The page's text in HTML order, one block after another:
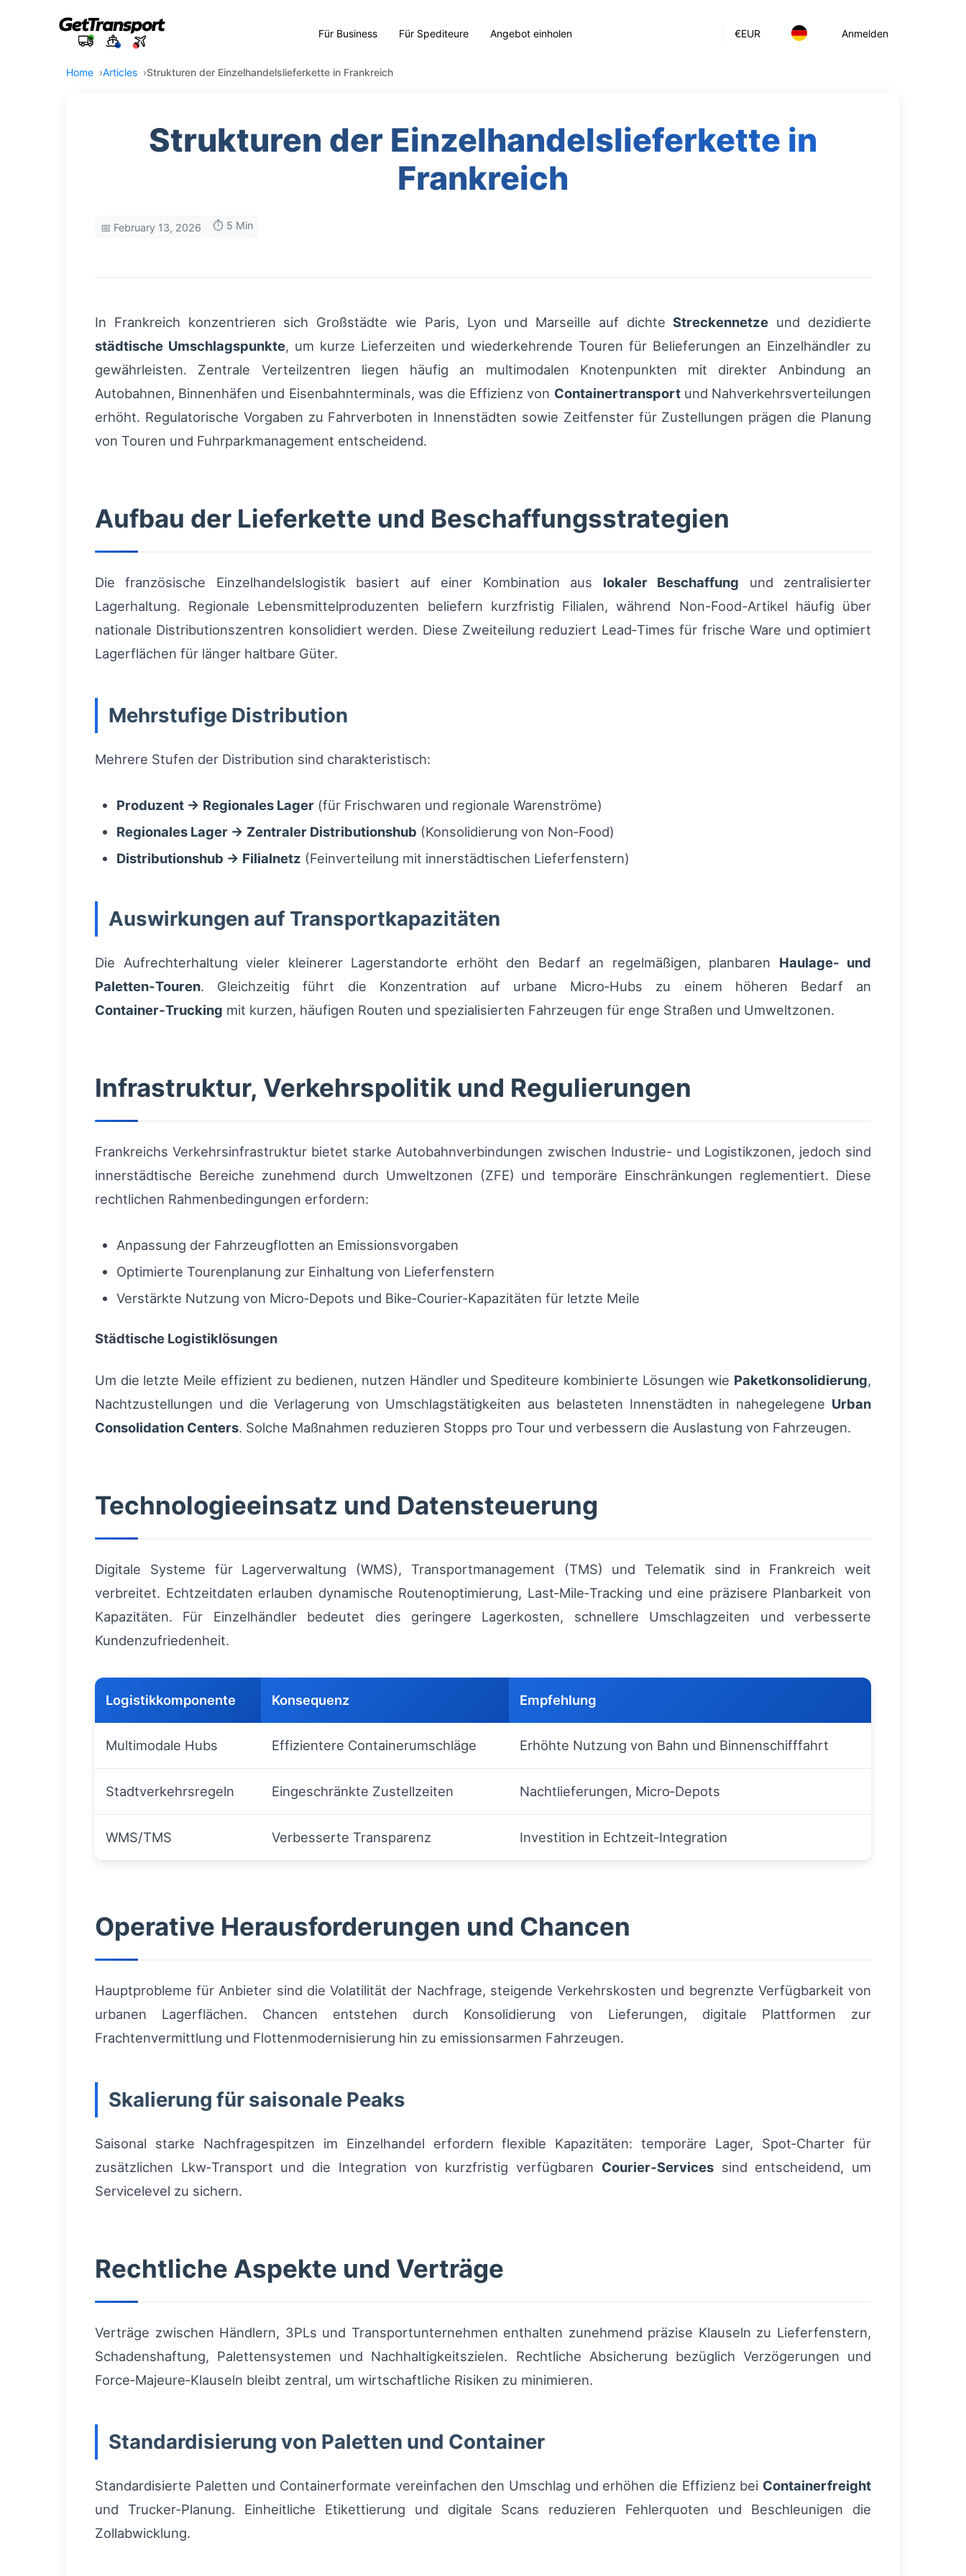
€EUR Anmelden
Für Business Für Spediteure Angebot einholen
Home Articles Strukturen der Einzelhandelslieferkette in Frankreich
Strukturen der Einzelhandelslieferkette in
Frankreich
📅 February 13, 2026 ⏱️ 5 Min
In Frankreich konzentrieren sich Großstädte wie Paris, Lyon und Marseille auf dichteStreckennetze und dezidierte
städtische Umschlagspunkte, um kurze Lieferzeiten und wiederkehrende Touren für Belieferungen an Einzelhändler zu
gewährleisten. Zentrale Verteilzentren liegen häufig an multimodalen Knotenpunkten mit direkter Anbindung an
Autobahnen, Binnenhäfen und Eisenbahnterminals, was die Effizienz von Containertransportund Nahverkehrsverteilungen
erhöht. Regulatorische Vorgaben zu Fahrverboten in Innenstädten sowie Zeitfenster für Zustellungen prägen die Planung
von Touren und Fuhrparkmanagement entscheidend.
Aufbau der Lieferkette und Beschaffungsstrategien
Die französische Einzelhandelslogistik basiert auf einer Kombination aus lokaler Beschaffung und zentralisierter
Lagerhaltung. Regionale Lebensmittelproduzenten beliefern kurzfristig Filialen, während Non-Food-Artikel häufig über
nationale Distributionszentren konsolidiert werden. Diese Zweiteilung reduziert Lead‑Times für frische Ware und optimiert
Lagerflächen für länger haltbare Güter.
Mehrstufige Distribution
Mehrere Stufen der Distribution sind charakteristisch:
Produzent → Regionales Lager (für Frischwaren und regionale Warenströme)
Regionales Lager → Zentraler Distributionshub (Konsolidierung von Non‑Food)
Distributionshub → Filialnetz (Feinverteilung mit innerstädtischen Lieferfenstern)
Auswirkungen auf Transportkapazitäten
Die Aufrechterhaltung vieler kleinerer Lagerstandorte erhöht den Bedarf an regelmäßigen, planbaren Haulage‑ und
Paletten‑Touren. Gleichzeitig führt die Konzentration auf urbane Micro‑Hubs zu einem höheren Bedarf an
Container‑Trucking mit kurzen, häufigen Routen und spezialisierten Fahrzeugen für enge Straßen und Umweltzonen.
Infrastruktur, Verkehrspolitik und Regulierungen
Frankreichs Verkehrsinfrastruktur bietet starke Autobahnverbindungen zwischen Industrie- und Logistikzonen, jedoch sind
innerstädtische Bereiche zunehmend durch Umweltzonen (ZFE) und temporäre Einschränkungen reglementiert. Diese
rechtlichen Rahmenbedingungen erfordern:
Anpassung der Fahrzeugflotten an Emissionsvorgaben
Optimierte Tourenplanung zur Einhaltung von Lieferfenstern
Verstärkte Nutzung von Micro‑Depots und Bike‑Courier-Kapazitäten für letzte Meile
Städtische Logistiklösungen
Um die letzte Meile effizient zu bedienen, nutzen Händler und Spediteure kombinierte Lösungen wie Paketkonsolidierung,
Nachtzustellungen und die Verlagerung von Umschlagstätigkeiten aus belasteten Innenstädten in nahegelegene Urban
Consolidation Centers. Solche Maßnahmen reduzieren Stopps pro Tour und verbessern die Auslastung von Fahrzeugen.
Technologieeinsatz und Datensteuerung
Digitale Systeme für Lagerverwaltung (WMS), Transportmanagement (TMS) und Telematik sind in Frankreich weit
verbreitet. Echtzeitdaten erlauben dynamische Routenoptimierung, Last‑Mile‑Tracking und eine präzisere Planbarkeit von
Kapazitäten. Für Einzelhändler bedeutet dies geringere Lagerkosten, schnellere Umschlagzeiten und verbesserte
Kundenzufriedenheit.
Logistikkomponente Konsequenz Empfehlung
Multimodale Hubs Effizientere Containerumschläge Erhöhte Nutzung von Bahn und Binnenschifffahrt
Stadtverkehrsregeln Eingeschränkte Zustellzeiten Nachtlieferungen, Micro‑Depots
WMS/TMS Verbesserte Transparenz Investition in Echtzeit‑Integration
Operative Herausforderungen und Chancen
Hauptprobleme für Anbieter sind die Volatilität der Nachfrage, steigende Verkehrskosten und begrenzte Verfügbarkeit von
urbanen Lagerflächen. Chancen entstehen durch Konsolidierung von Lieferungen, digitale Plattformen zur
Frachtenvermittlung und Flottenmodernisierung hin zu emissionsarmen Fahrzeugen.
Skalierung für saisonale Peaks
Saisonal starke Nachfragespitzen im Einzelhandel erfordern flexible Kapazitäten: temporäre Lager, Spot‑Charter für
zusätzlichen Lkw‑Transport und die Integration von kurzfristig verfügbaren Courier‑Servicessind entscheidend, um
Servicelevel zu sichern.
Rechtliche Aspekte und Verträge
Verträge zwischen Händlern, 3PLs und Transportunternehmen enthalten zunehmend präzise Klauseln zu Lieferfenstern,
Schadenshaftung, Palettensystemen und Nachhaltigkeitszielen. Rechtliche Absicherung bezüglich Verzögerungen und
Force‑Majeure‑Klauseln bleibt zentral, um wirtschaftliche Risiken zu minimieren.
Standardisierung von Paletten und Container
Standardisierte Paletten und Containerformate vereinfachen den Umschlag und erhöhen die Effizienz bei Containerfreight
und Trucker‑Planung. Einheitliche Etikettierung und digitale Scans reduzieren Fehlerquoten und Beschleunigen die
Zollabwicklung.